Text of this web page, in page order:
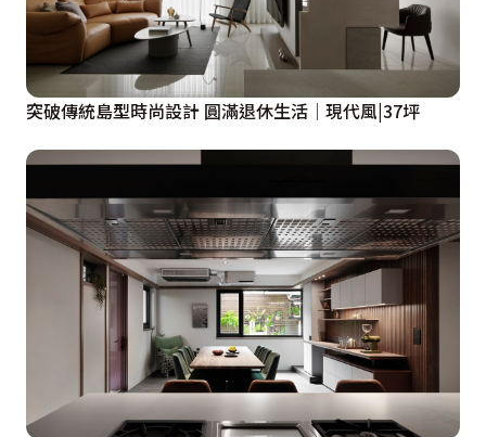
突破傳統島型時尚設計 圓滿退休生活│現代風|37坪